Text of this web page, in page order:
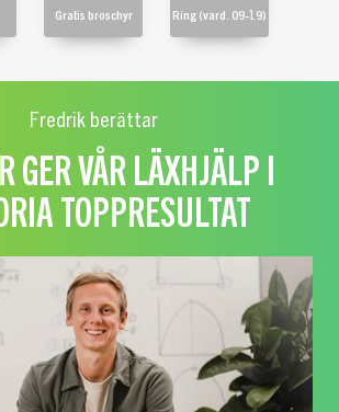
Gratis broschyr Ring (vard. 09-19)
Fredrik berättar
GER VÅR LÄXHJÄLP I
TOPPRESULTAT